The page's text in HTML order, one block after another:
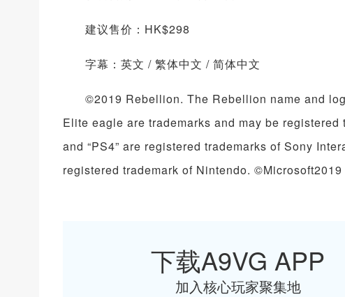
建议售价：HK$298
字幕：英文 / 繁体中文 / 简体中文
©2019 Rebellion. The Rebellion name and
Elite eagle are trademarks and may be
and “PS4” are registered trademarks of Sony
registered trademark of Nintendo. ©Microsoft2019
下载A9VG APP
加入核心玩家聚集地